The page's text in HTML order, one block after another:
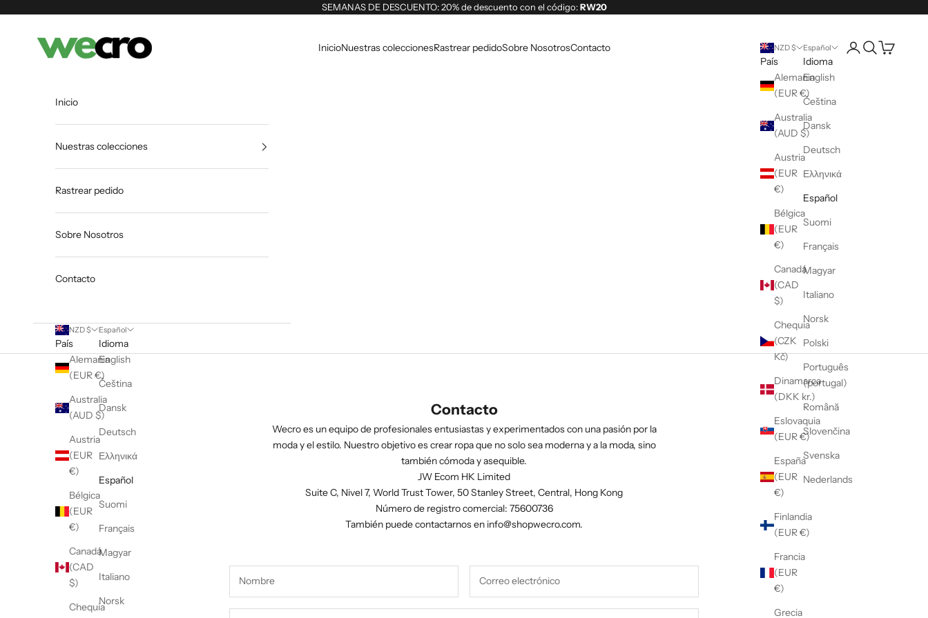
SEMANAS DE DESCUENTO: 20% de descuento con el código:RW20
Shopwecro
InicioNuestras coleccionesRastrear pedidoSobre NosotrosContacto NZD $
País
Alemania
(EUR €)
Australia
(AUD $)
Austria
(EUR
€)
Bélgica
(EUR
€)
Canadá
(CAD
$)
Chequia
(CZK
Kč)
Dinamarca
(DKK kr.)
Eslovaquia
(EUR €)
España
(EUR
€)
Finlandia
(EUR €)
Francia
(EUR
€)
Grecia
Español
Idioma
English
Čeština
Dansk
Deutsch
Ελληνικά
Español
Suomi
Français
Magyar
Italiano
Norsk
Polski
Português
(portugal)
Română
Slovenčina
Svenska
Nederlands
Abrir página de la
Abrir búsqueda
Abrir cesta
Inicio
Nuestras colecciones
Rastrear pedido
Sobre Nosotros
Contacto
NZD $
País
Alemania
(EUR €)
Australia
(AUD $)
Austria
(EUR
€)
Bélgica
(EUR
€)
Canadá
(CAD
$)
Chequia
Español
Idioma
English
Čeština
Dansk
Deutsch
Ελληνικά
Español
Suomi
Français
Magyar
Italiano
Norsk
Contacto
Wecro es un equipo de profesionales entusiastas y experimentados con una pasión por la
moda y el estilo. Nuestro objetivo es crear ropa que no solo sea moderna y a la moda, sino
también cómoda y asequible.
JW Ecom HK Limited
Suite C, Nivel 7, World Trust Tower, 50 Stanley Street, Central, Hong Kong
Número de registro comercial: 75600736
También puede contactarnos en info@shopwecro.com.